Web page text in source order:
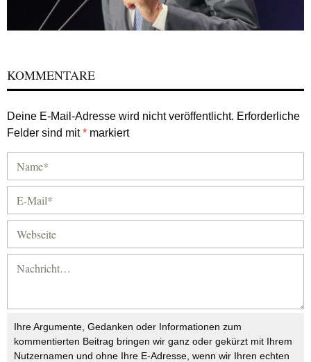
KOMMENTARE
Deine E-Mail-Adresse wird nicht veröffentlicht. Erforderliche
Felder sind mit* markiert
Ihre Argumente, Gedanken oder Informationen zum
kommentierten Beitrag bringen wir ganz oder gekürzt mit Ihrem
Nutzernamen und ohne Ihre E-Adresse, wenn wir Ihren echten